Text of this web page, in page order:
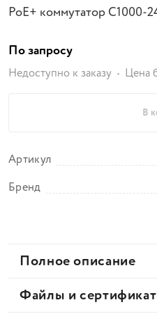
PoE+ коммутатор C1000-
По запросу
Недоступно к заказу Цена
В
Артикул
Бренд
Полное описание
Файлы и